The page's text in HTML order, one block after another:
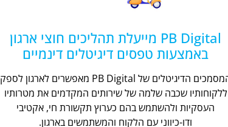
PB Digital מייעלת תהליכים חוצי ארגון
באמצעות טפסים דיגיטלים דינמיים
המסמכים הדיגיטלים של PB Digital מאפשרים לארגון לספק
ללקוחותיו שכבה שלמה של שירותים המקדמים את מטרותיו
העסקיות ולהשתמש בהם כערוץ תקשורת חי, אקטיבי
ודו-כיווני עם הלקוח והמשתמשים בארגון.